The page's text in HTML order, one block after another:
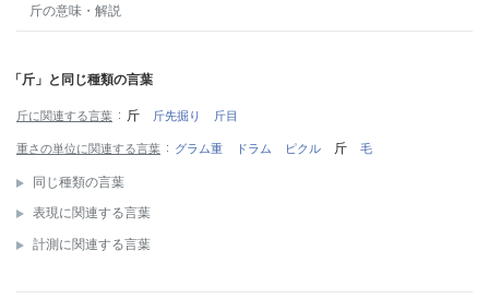
斤の意味・解説
「斤」と同じ種類の言葉
斤に関連する言葉 斤 斤先掘り 斤目
重さの単位に関連する言葉 グラム重 ドラム ピクル 斤 毛
同じ種類の言葉
表現に関連する言葉
計測に関連する言葉